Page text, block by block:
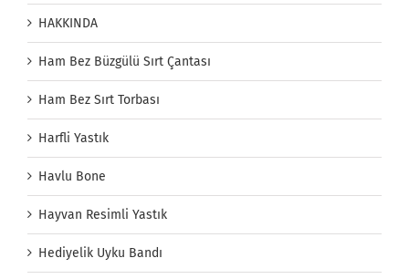
HAKKINDA
Ham Bez Büzgülü Sırt Çantası
Ham Bez Sırt Torbası
Harfli Yastık
Havlu Bone
Hayvan Resimli Yastık
Hediyelik Uyku Bandı